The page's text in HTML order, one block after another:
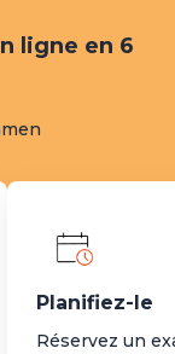
ligne en 6
Planifiez-le
Réservez un